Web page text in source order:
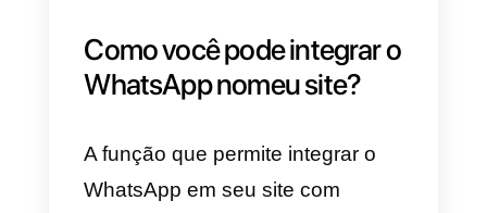
WhatsApp significafornecer
clientes, com um impacto
significativo na experiência do